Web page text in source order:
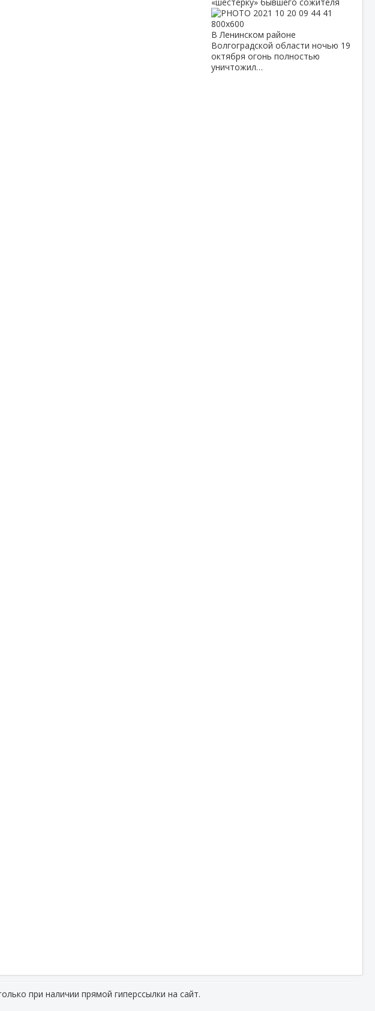
В Ленинском районе
Волгоградской области ночью 19
октября огонь полностью
уничтожил…
при наличии прямой гиперссылки на сайт.